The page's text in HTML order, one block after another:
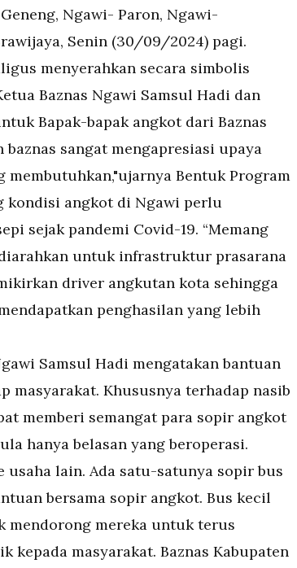
Ngawi- Paron, Ngawi-
Senin (30/09/2024) pagi.
menyerahkan secara simbolis
Baznas Ngawi Samsul Hadi dan
Bapak-bapak angkot dari Baznas
sangat mengapresiasi upaya
Bentuk Program
kondisi angkot di Ngawi perlu
sejak pandemi Covid-19. “Memang
untuk infrastruktur prasarana
driver angkutan kota sehingga
penghasilan yang lebih
Samsul Hadi mengatakan bantuan
masyarakat. Khususnya terhadap nasib
memberi semangat para sopir angkot
hanya belasan yang beroperasi.
lain. Ada satu-satunya sopir bus
bersama sopir angkot. Bus kecil
mereka untuk terus
kepada masyarakat. Baznas Kabupaten